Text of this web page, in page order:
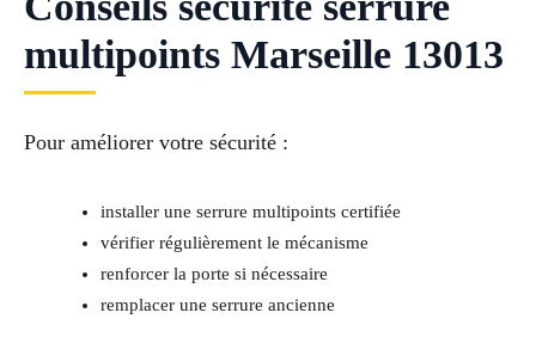
multipoints Marseille 13013
Pour améliorer votre sécurité :
installer une serrure multipoints certifiée
vérifier régulièrement le mécanisme
renforcer la porte si nécessaire
remplacer une serrure ancienne